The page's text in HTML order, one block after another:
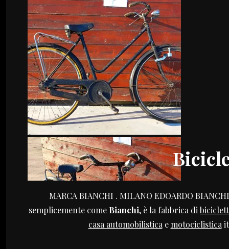
MARCA BIANCHI . MILANO EDOARDO
semplicemente come Bianchi, è la fabbrica di
casa automobilistica emotociclistica